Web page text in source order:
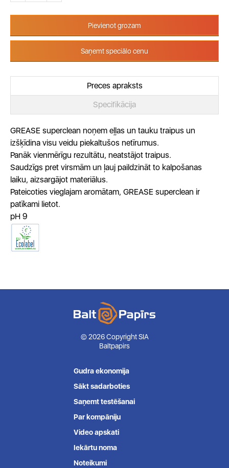
Pievienot grozam
Saņemt speciālo cenu
Preces apraksts
Specifikācija
GREASE superclean noņem eļļas un tauku traipus un
izšķīdina visu veidu piekaltušos netīrumus.
Panāk vienmērīgu rezultātu, neatstājot traipus.
Saudzīgs pret virsmām un ļauj paildzināt to kalpošanas
laiku, aizsargājot materiālus.
Pateicoties vieglajam aromātam, GREASE superclean ir
patīkami lietot.
pH 9
© 2026 Copyright SIA
Baltpapirs
Gudra ekonomija
Sākt sadarboties
Saņemt testēšanai
Par kompāniju
Video apskati
Iekārtu noma
Noteikumi